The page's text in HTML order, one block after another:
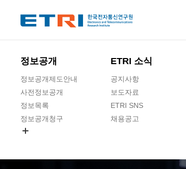
정보공개
정보공개제도안내
사전정보공개
정보목록
정보공개청구
ETRI 소식
공지사항
보도자료
ETRI SNS
채용공고